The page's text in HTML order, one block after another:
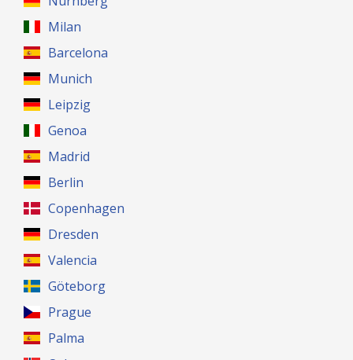
Milan
Barcelona
Munich
Leipzig
Genoa
Madrid
Berlin
Copenhagen
Dresden
Valencia
Göteborg
Prague
Palma